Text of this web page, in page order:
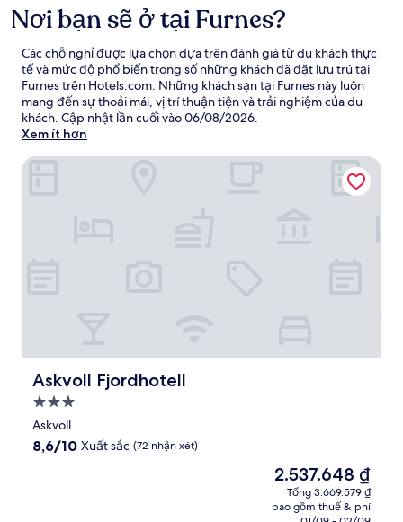
Nơi bạn sẽ ở tại Furnes?
Các chỗ nghỉ được lựa chọn dựa trên đánh giá từ du khách thực
tế và mức độ phổ biến trong số những khách đã đặt lưu trú tại
Furnes trên Hotels.com. Những khách sạn tại Furnes này luôn
mang đến sự thoải mái, vị trí thuận tiện và trải nghiệm của du
khách. Cập nhật lần cuối vào06/08/2026.
Xem ít hơn
Askvoll Fjordhotell
Askvoll Fjordhotell
Nơi
lưu
trú
Askvoll
8.6
8,6/10 Xuất sắc (72 nhận xét)
Giá
hiện
tại
2.537.648 ₫
Tổng 3.669.579 ₫
bao gồm thuế & phí
Askvoll Fjordhotell